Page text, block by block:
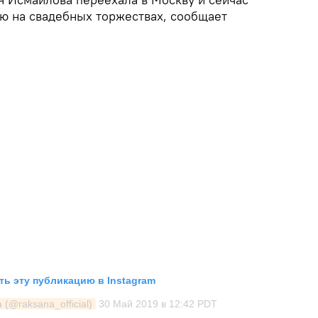
на свадебных торжествах, сообщает
эту публикацию в Instagram
(@raksana_official) 30 Май 2019 в 12:42 PDT